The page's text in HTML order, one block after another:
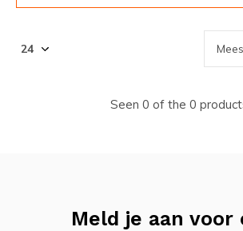
Seen 0 of the 0
Meld je aan voor